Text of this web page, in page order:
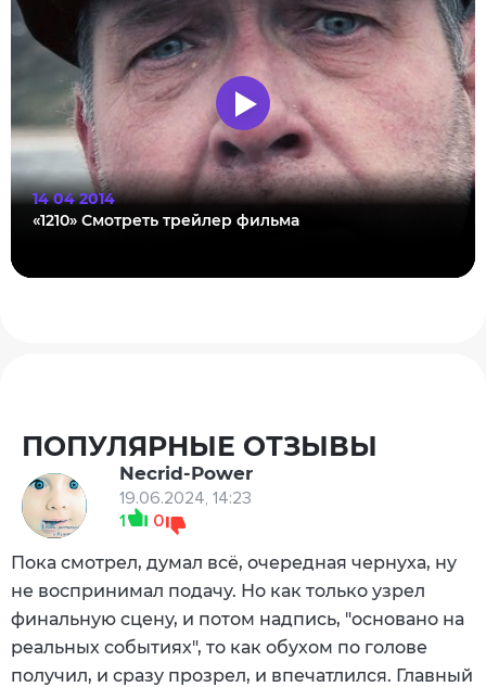
14 04 2014
«1210» Смотреть трейлер фильма
ПОПУЛЯРНЫЕ ОТЗЫВЫ
Necrid-Power
19.06.2024, 14:23
1
0
Пока смотрел, думал всё, очередная чернуха, ну
не воспринимал подачу. Но как только узрел
финальную сцену, и потом надпись, "основано на
реальных событиях", то как обухом по голове
получил, и сразу прозрел, и впечатлился. Главный